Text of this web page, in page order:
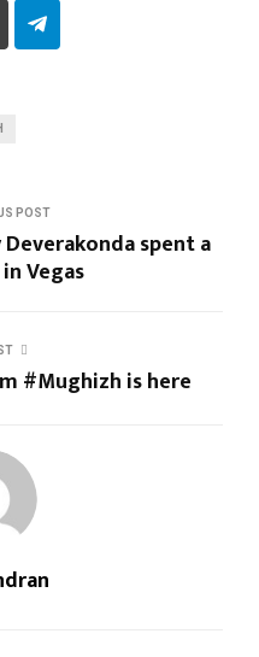
POST
spent a
Vegas
#Mughizh is here